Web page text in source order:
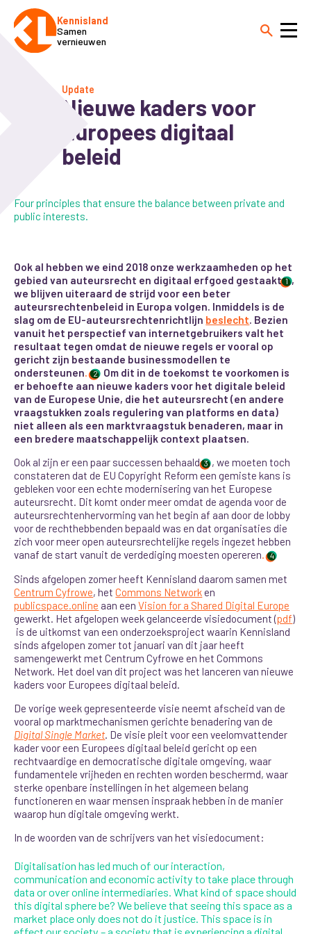
Kennisland
Samen
vernieuwen
Update
Nieuwe kaders voor
Europees digitaal
beleid
Four principles that ensure the balance between private and
public interests.
Ook al hebben we eind 2018 onze werkzaamheden op het
gebied van auteursrecht en digitaal erfgoed gestaakt 1 ,
we blijven uiteraard de strijd voor een beter
auteursrechtenbeleid in Europa volgen. Inmiddels is de
slag om de EU-auteursrechtenrichtlijn beslecht. Bezien
vanuit het perspectief van internetgebruikers valt het
resultaat tegen omdat de nieuwe regels er vooral op
gericht zijn bestaande businessmodellen te
ondersteunen. 2
Om dit in de toekomst te voorkomen is
er behoefte aan nieuwe kaders voor het digitale beleid
van de Europese Unie, die het auteursrecht (en andere
vraagstukken zoals regulering van platforms en data)
niet alleen als een marktvraagstuk benaderen, maar in
een bredere maatschappelijk context plaatsen.
Ook al zijn er een paar successen behaald 3 , we moeten toch
constateren dat de EU Copyright Reform een gemiste kans is
gebleken voor een echte modernisering van het Europese
auteursrecht. Dit komt onder meer omdat de agenda voor de
auteursrechtenhervormingvan het begin af aan door de lobby
voor de rechthebbenden bepaald was en dat organisaties die
zich voor meer open auteursrechtelijke regels ingezet hebben
vanaf de start vanuit de verdediging moesten opereren. 4
Sinds afgelopen zomer heeft Kennisland daarom samen met
Centrum Cyfrowe, hetCommons Networken
publicspace.online aan eenVision for a Shared Digital Europe
gewerkt. Het afgelopen week gelanceerde visiedocument (pdf)
is de uitkomst van een onderzoeksproject waarin Kennisland
sinds afgelopen zomer tot januari van dit jaar heeft
samengewerkt met Centrum Cyfrowe en het Commons
Network. Het doel van dit project was het lanceren van nieuwe
kaders voor Europees digitaal beleid.
De vorige week gepresenteerde visie neemt afscheid van de
vooral op marktmechanismen gerichte benadering van de
Digital Single Market. De visie pleit voor een veelomvattender
kader voor een Europees digitaal beleid gericht op een
rechtvaardige en democratische digitale omgeving, waar
fundamentele vrijheden en rechten worden beschermd, waar
sterke openbare instellingen in het algemeen belang
functioneren en waar mensen inspraak hebben in de manier
waarop hun digitale omgeving werkt.
In de woorden van de schrijvers van het visiedocument:
Digitalisation has led much of our interaction,
communication and economic activity to take place through
data or over online intermediaries. What kind of space should
this digital sphere be? We believe that seeing this space as a
market place only does not do it justice. This space is in